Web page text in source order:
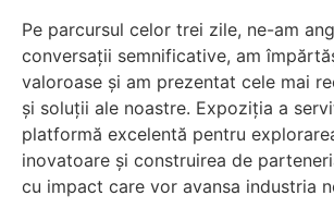
Pe parcursul celor trei zile, ne-am
conversații semnificative, am
valoroase și am prezentat cele mai
și soluții ale noastre. Expoziția a
platformă excelentă pentru
inovatoare și construirea de
cu impact care vor avansa industria